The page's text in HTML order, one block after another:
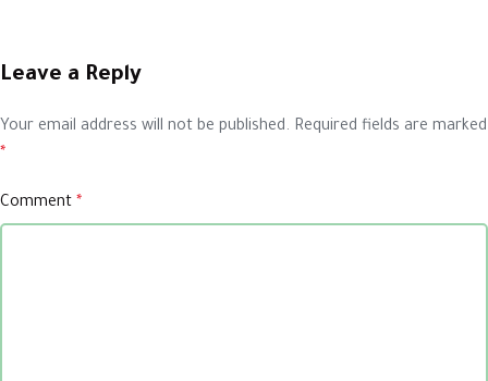
Leave a Reply
Your email address will not be published. Required fields are marked
*
Comment *